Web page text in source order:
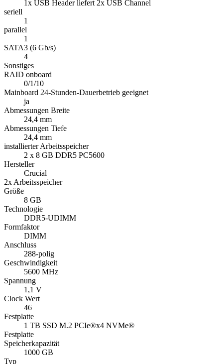
1x USB Header liefert 2x USB Channel
seriell
1
parallel
1
SATA3 (6 Gb/s)
4
Sonstiges
RAID onboard
0/1/10
Mainboard 24-Stunden-Dauerbetrieb geeignet
ja
Abmessungen Breite
24,4 mm
Abmessungen Tiefe
24,4 mm
installierter Arbeitsspeicher
2 x 8 GB DDR5 PC5600
Hersteller
Crucial
2x Arbeitsspeicher
Größe
8 GB
Technologie
DDR5-UDIMM
Formfaktor
DIMM
Anschluss
288-polig
Geschwindigkeit
5600 MHz
Spannung
1,1 V
Clock Wert
46
Festplatte
1 TB SSD M.2 PCIe®x4 NVMe®
Festplatte
Speicherkapazität
1000 GB
Typ